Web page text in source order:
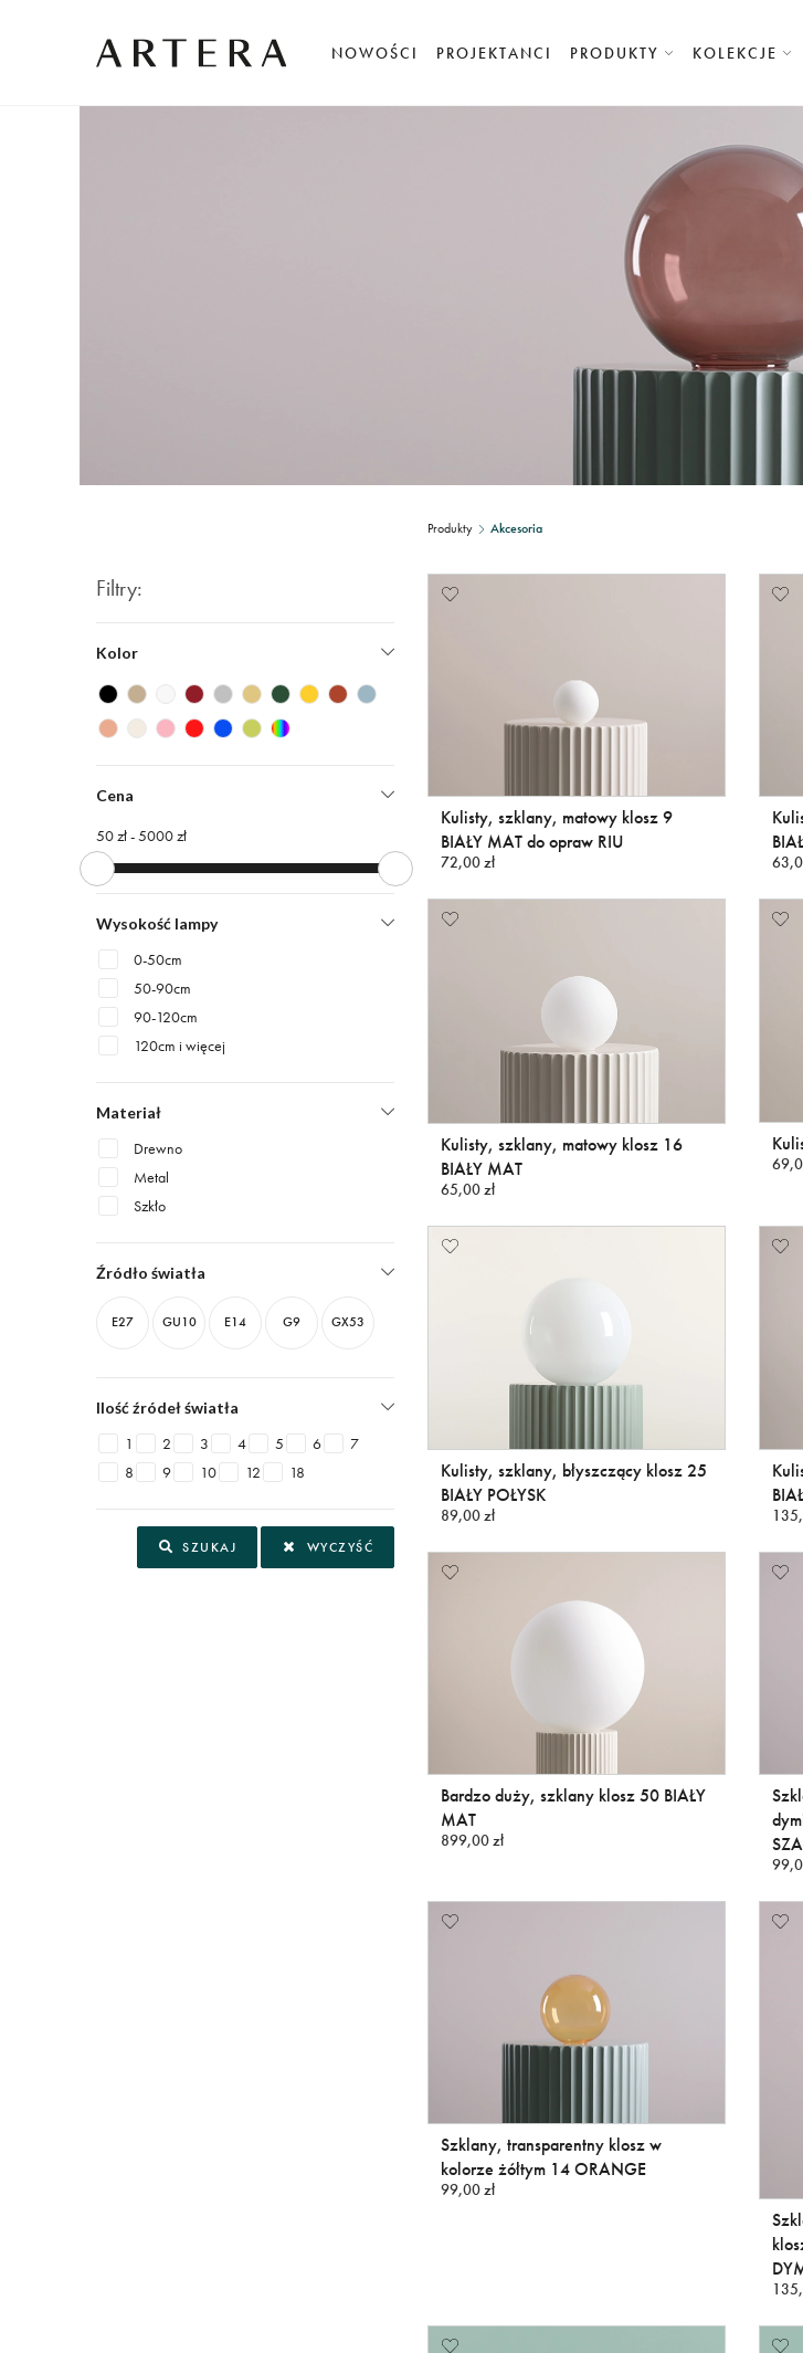
NOWOŚCI PROJEKTANCI PRODUKTY KOLEKCJE
Filtry:
Kolor
Cena
50 zł -5000 zł
Wysokość lampy
0-50cm
50-90cm
90-120cm
120cm i więcej
Materiał
Drewno
Metal
Szkło
Źródło światła
E27 GU10 E14 G9 GX53
Ilość źródeł światła
1 2 3 4 5 6
7
8
9 10 12 18
SZUKAJ WYCZYŚĆ
Produkty Akcesoria
Kulisty, szklany, matowy klosz 9
BIAŁY MAT do opraw RIU
72,00 zł
Kulisty, szklany, matowy klosz 16
BIAŁY MAT
65,00 zł
Kulisty, szklany, błyszczący klosz 25
BIAŁY POŁYSK
89,00 zł
Bardzo duży, szklany klosz 50 BIAŁY
MAT
899,00 zł
Szklany, transparentny klosz w
kolorze żółtym 14 ORANGE
99,00 zł